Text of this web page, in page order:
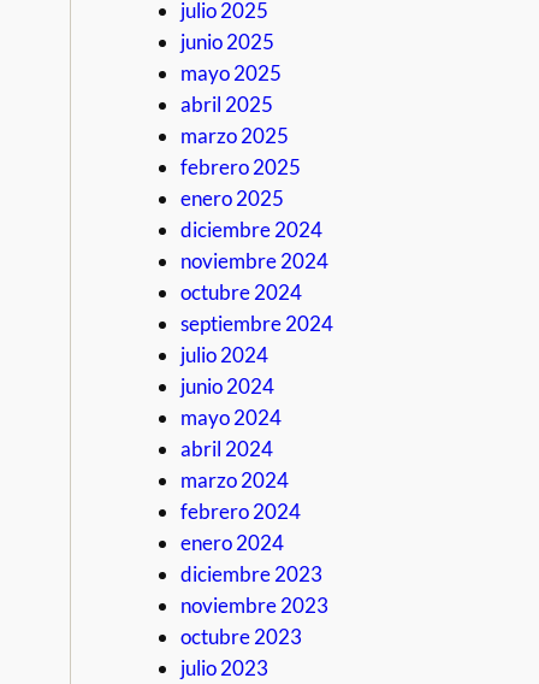
julio 2025
junio 2025
mayo 2025
abril 2025
marzo 2025
febrero 2025
enero 2025
diciembre 2024
noviembre 2024
octubre 2024
septiembre 2024
julio 2024
junio 2024
mayo 2024
abril 2024
marzo 2024
febrero 2024
enero 2024
diciembre 2023
noviembre 2023
octubre 2023
julio 2023